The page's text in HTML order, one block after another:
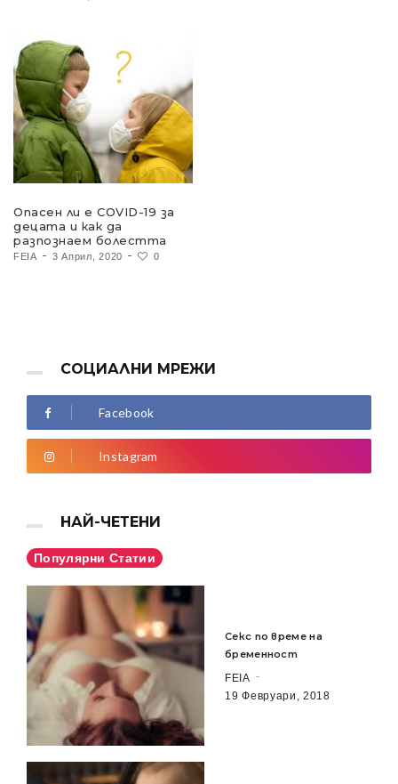
Опасен ли е COVID-19 за
децата и как да
разпознаем болестта
FEIA 3 Април, 2020 0
СОЦИАЛНИ МРЕЖИ
Facebook
Instagram
НАЙ-ЧЕТЕНИ
Популярни Статии
Секс по време на
бременност
FEIA
19 Февруари, 2018